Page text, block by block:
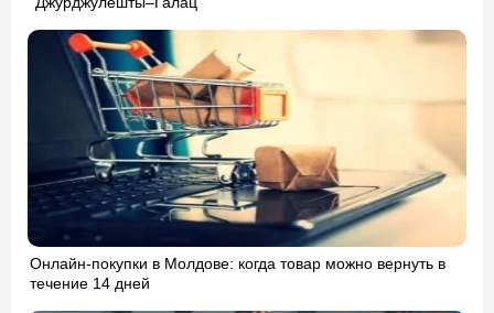
Онлайн-покупки в Молдове: когда товар можно вернуть в
течение 14 дней